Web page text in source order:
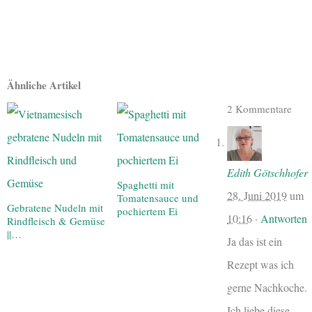
Ähnliche Artikel
Gebratene Nudeln mit
Rindfleisch & Gemüse
||…
Spaghetti mit
Tomatensauce und
pochiertem Ei
2 Kommentare
Edith Götschhofer
28. Juni 2019um
10:16 · Antworten
Ja das ist ein
Rezept was ich
gerne Nachkoche.